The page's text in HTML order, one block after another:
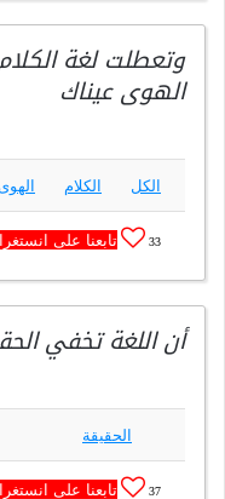
وتعطلت لغة
الهوى عيناك
الكل الكلام الهوى
33 تابعنا على
أن اللغة تخفي
الحقيقة
37 تابعنا على